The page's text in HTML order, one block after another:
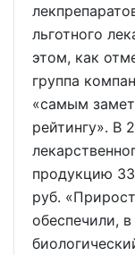
льготного
этом, как
группа
«самым
рейтингу». В
продукцию
руб.
обеспечили,